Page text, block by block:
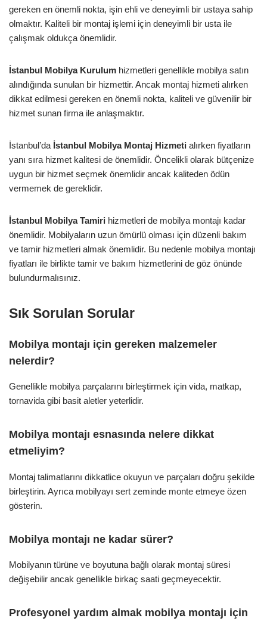
gereken en önemli nokta, işin ehli ve deneyimli bir ustaya sahip
olmaktır. Kaliteli bir montaj işlemi için deneyimli bir usta ile
çalışmak oldukça önemlidir.
İstanbul Mobilya Kurulum hizmetleri genellikle mobilya satın
alındığında sunulan bir hizmettir. Ancak montaj hizmeti alırken
dikkat edilmesi gereken en önemli nokta, kaliteli ve güvenilir bir
hizmet sunan firma ile anlaşmaktır.
İstanbul’da İstanbul Mobilya Montaj Hizmeti alırken fiyatların
yanı sıra hizmet kalitesi de önemlidir. Öncelikli olarak bütçenize
uygun bir hizmet seçmek önemlidir ancak kaliteden ödün
vermemek de gereklidir.
İstanbul Mobilya Tamiri hizmetleri de mobilya montajı kadar
önemlidir. Mobilyaların uzun ömürlü olması için düzenli bakım
ve tamir hizmetleri almak önemlidir. Bu nedenle mobilya montajı
fiyatları ile birlikte tamir ve bakım hizmetlerini de göz önünde
bulundurmalısınız.
Sık Sorulan Sorular
Mobilya montajı için gereken malzemeler
nelerdir?
Genellikle mobilya parçalarını birleştirmek için vida, matkap,
tornavida gibi basit aletler yeterlidir.
Mobilya montajı esnasında nelere dikkat
etmeliyim?
Montaj talimatlarını dikkatlice okuyun ve parçaları doğru şekilde
birleştirin. Ayrıca mobilyayı sert zeminde monte etmeye özen
gösterin.
Mobilya montajı ne kadar sürer?
Mobilyanın türüne ve boyutuna bağlı olarak montaj süresi
değişebilir ancak genellikle birkaç saati geçmeyecektir.
Profesyonel yardım almak mobilya montajı için